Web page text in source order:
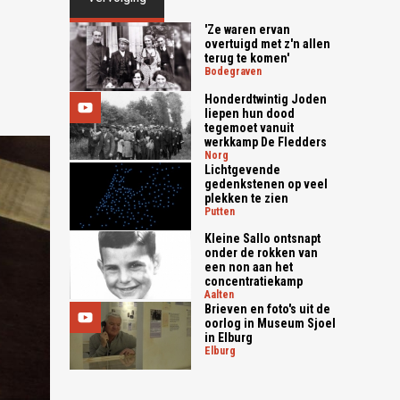
'Ze waren ervan
overtuigd met z'n allen
terug te komen'
bodegraven
Honderdtwintig Joden
liepen hun dood
tegemoet vanuit
werkkamp De Fledders
norg
Lichtgevende
gedenkstenen op veel
plekken te zien
putten
Kleine Sallo ontsnapt
onder de rokken van
een non aan het
concentratiekamp
aalten
Brieven en foto's uit de
oorlog in Museum Sjoel
in Elburg
elburg